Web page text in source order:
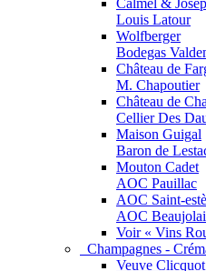
Calmel &
Louis Latour
Wolfberger
Bodegas
Château de
M. Chapoutier
Château de
Cellier Des
Maison Guigal
Baron de
Mouton Cadet
AOC Pauillac
AOC Saint-
AOC
Voir « Vins
Champagnes -
Veuve Clicquot